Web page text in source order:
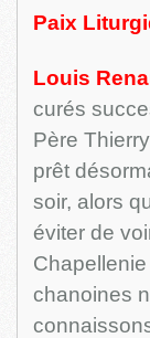
Paix
Louis
curés
Père
prêt
soir, alors
éviter de
chanoines